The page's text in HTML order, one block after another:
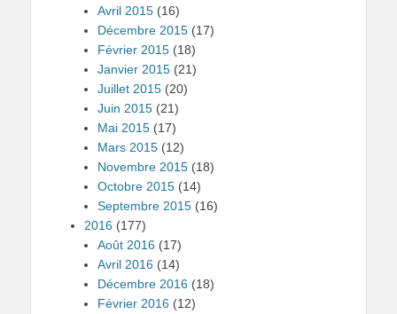
Avril 2015 (16)
Décembre 2015 (17)
Février 2015 (18)
Janvier 2015 (21)
Juillet 2015 (20)
Juin 2015 (21)
Mai 2015 (17)
Mars 2015 (12)
Novembre 2015 (18)
Octobre 2015 (14)
Septembre 2015 (16)
2016 (177)
Août 2016 (17)
Avril 2016 (14)
Décembre 2016 (18)
Février 2016 (12)